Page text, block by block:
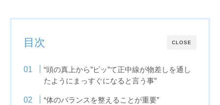
CLOSE
目次
“頭の真上から”ピッ”て正中線が物差しを通し
たようにまっすぐになると言う事”
“体のバランスを整えることが重要”